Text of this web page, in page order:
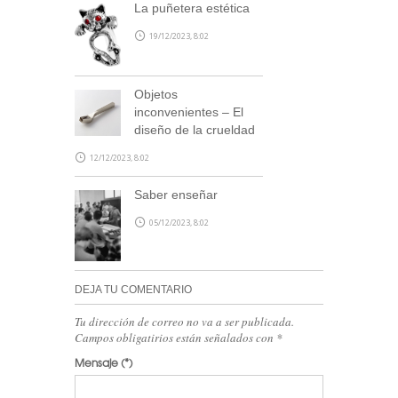
SUSCRÍBETE
La puñetera estética
19/12/2023, 8:02
Objetos
inconvenientes – El
diseño de la crueldad
12/12/2023, 8:02
Saber enseñar
05/12/2023, 8:02
DEJA TU COMENTARIO
Tu dirección de correo no va a ser publicada.
Campos obligatirios están señalados con *
Mensaje(*)